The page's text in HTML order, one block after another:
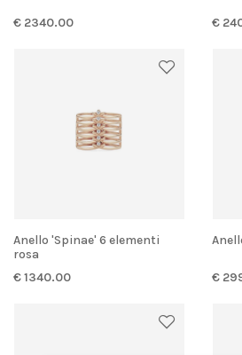
€ 2340.00 €
Anello 'Spinae' 6 elementi
rosa
€ 1340.00
€